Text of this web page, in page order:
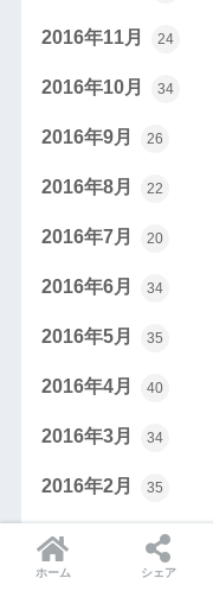
2016年11月 24
2016年10月 34
2016年9月 26
2016年8月 22
2016年7月 20
2016年6月 34
2016年5月 35
2016年4月 40
2016年3月 34
2016年2月 35
2016年1月 26
ホーム シェア